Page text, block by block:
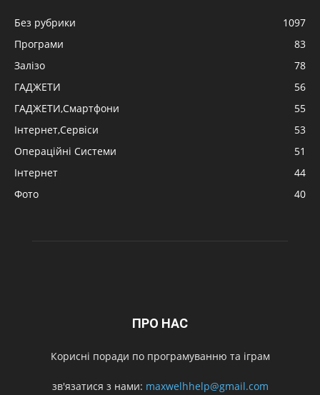
Без рубрики
1097
Програми
83
Залізо
78
ГАДЖЕТИ
56
ГАДЖЕТИ,Смартфони
55
Інтернет,Сервіси
53
Операційні Системи
51
Інтернет
44
Фото
40
ПРО НАС
Корисні поради по програмуванню та іграм
зв'язатися з нами: maxwelhhelp@gmail.com